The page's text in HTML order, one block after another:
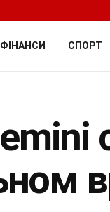
ФІНАНСИ СПОРТ